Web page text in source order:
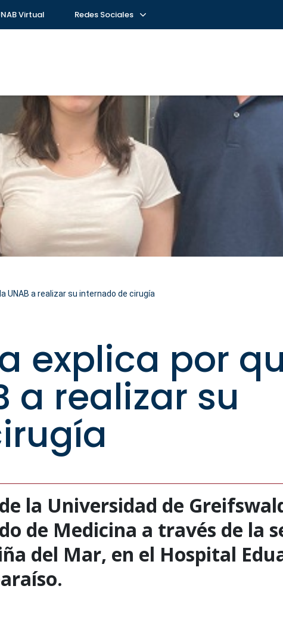
Virtual Redes Sociales
UNAB a realizar su internado de cirugía
explica por
a realizar su
la Universidad de
de Medicina a través de la
del Mar, en el Hospital